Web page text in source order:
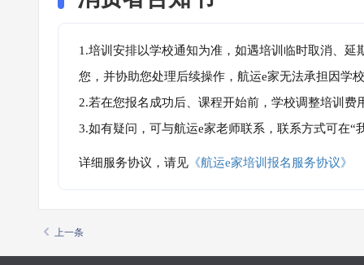
1.培训安排以学校通知为准，如遇培训临时取消、
您，并协助您处理后续操作，航运e家无法承担因学
2.若在您报名成功后、课程开始前，学校调整培训
3.如有疑问，可与航运e家老师联系，联系方式可在
详细服务协议，请见 《航运e家培训报名服务协议》
上一条